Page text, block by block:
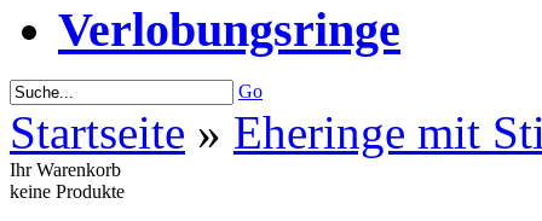
Verlobungsringe
Go
Startseite » Eheringe mit
Ihr Warenkorb
keine Produkte